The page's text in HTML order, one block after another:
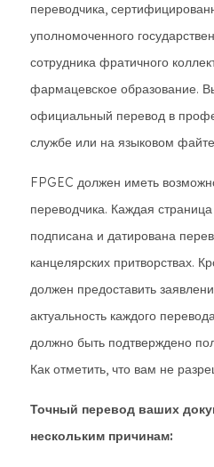
переводчика,
уполномоченного
сотрудника фратичного
фармацевское образование.
официальный перевод в
службе или на языковом
FPGEC должен иметь
переводчика. Каждая
подписана и датирована
канцелярских притворствах.
должен предоставить
актуальность каждого
должно быть подтверждено
Как отметить, что вам не
Точный перевод ваших
нескольким причинам: